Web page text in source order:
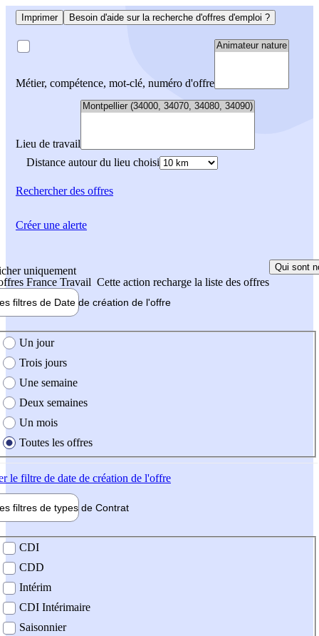
Imprimer Besoin d'aide sur la recherche d'offres d'emploi ?
Métier, compétence, mot-clé, numéro d'offre
Lieu de travail
Distance autour du lieu choisi
Rechercherdes offres
uniquement
France Travail Cette action recharge la liste des offres
Qui sont
filtres de Date de création de l'offre
création de l'offre
Un jour
Trois jours
Une semaine
Deux semaines
Un mois
Toutes les offres
le filtre de date de création de l'offre
filtres de types de Contrat
contrat
CDI
CDD
Intérim
CDI Intérimaire
Saisonnier
Créer une alerte